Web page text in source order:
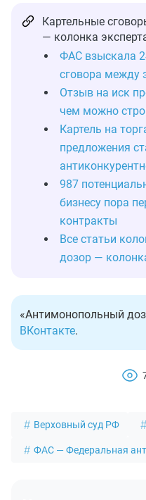
Картельные
— колонка
ФАС взыскала
сговора между
Отзыв на иск
чем можно
Картель на
предложения
987
бизнесу пора
контракты
Все статьи
дозор —
«Антимонопольный
ВКонтакте.
Верховный суд РФ
ФАС — Федеральная